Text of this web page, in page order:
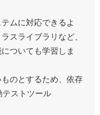
ムに対応できるよ
スライブラリなど、
ついても学習しま
のとするため、依存
ストツール